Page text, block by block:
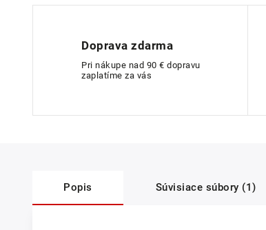
Doprava zdarma
Pri nákupe nad 90 € dopravu
zaplatíme za vás
Popis Súvisiace súbory (1)